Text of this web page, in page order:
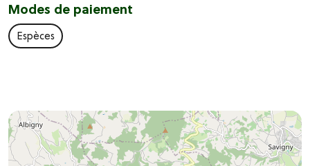
Modes de paiement
Espèces